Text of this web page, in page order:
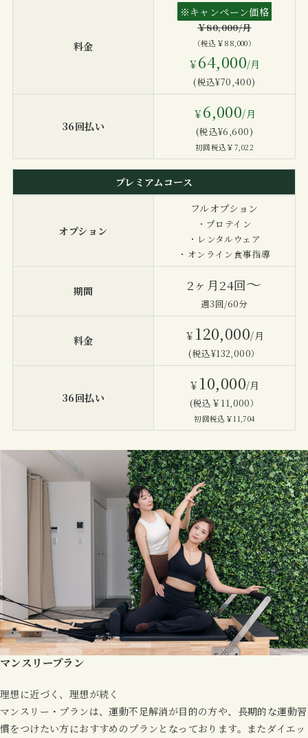
料金
※キャンペーン価格
￥80,000/月
（税込￥88,000）
￥ 64,000/月
(税込¥70,400)
36回払い
￥ 6,000/月
(税込¥6,600)
初回税込￥7,022
プレミアムコース
オプション
フルオプション
・プロテイン
・レンタルウェア
・オンライン食事指導
期間 2ヶ月24回〜
週3回/60分
料金 ￥ 120,000/月
(税込¥132,000）
36回払い
￥ 10,000/月
(税込￥11,000）
初回税込￥11,704
マンスリープラン
理想に近づく、理想が続く
マンスリー・プランは、運動不足解消が目的の方や、長期的な運動習
慣をつけたい方におすすめのプランとなっております。またダイエッ